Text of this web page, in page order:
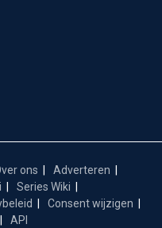
ons
Adverteren
Series Wiki
Consent wijzigen
API